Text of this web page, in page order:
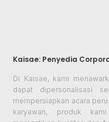
Kaisae: Penyedia
Di Kaisae, kami
dapat dipersonalisasi
mempersiapkan acara
karyawan, produk